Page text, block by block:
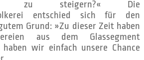
zu steigern?« Die
entschied sich für den
Grund: »Zu dieser Zeit haben
aus dem Glassegment
haben wir einfach unsere Chance